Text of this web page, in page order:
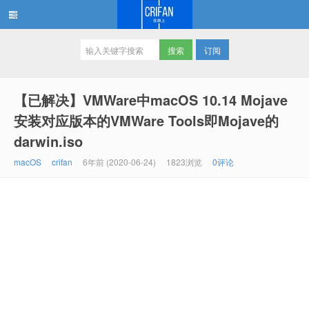
订阅
【已解决】VMWare中macOS 10.14 Mojave
安装对应版本的VMWare Tools即Mojave的
darwin.iso
macOS crifan 6年前 (2020-06-24) 1823浏览 0评论